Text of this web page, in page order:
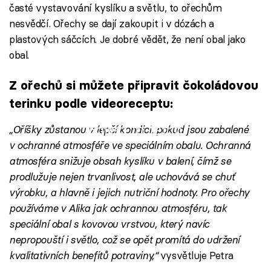
časté vystavování kyslíku a světlu, to ořechům
nesvědčí. Ořechy se dají zakoupit i v dózách a
plastových sáčcích. Je dobré vědět, že není obal jako
obal.
Z ořechů si můžete připravit čokoládovou
terinku podle videoreceptu:
Failed to fetch
„Oříšky zůstanou v lepší kondici, pokud jsou zabalené
v ochranné atmosféře ve speciálním obalu. Ochranná
atmosféra snižuje obsah kyslíku v balení, čímž se
prodlužuje nejen trvanlivost, ale uchovává se chuť
výrobku, a hlavně i jejich nutriční hodnoty. Pro ořechy
používáme v Alika jak ochrannou atmosféru, tak
speciální obal s kovovou vrstvou, který navíc
nepropouští i světlo, což se opět promítá do udržení
kvalitativních benefitů potraviny,“vysvětluje Petra